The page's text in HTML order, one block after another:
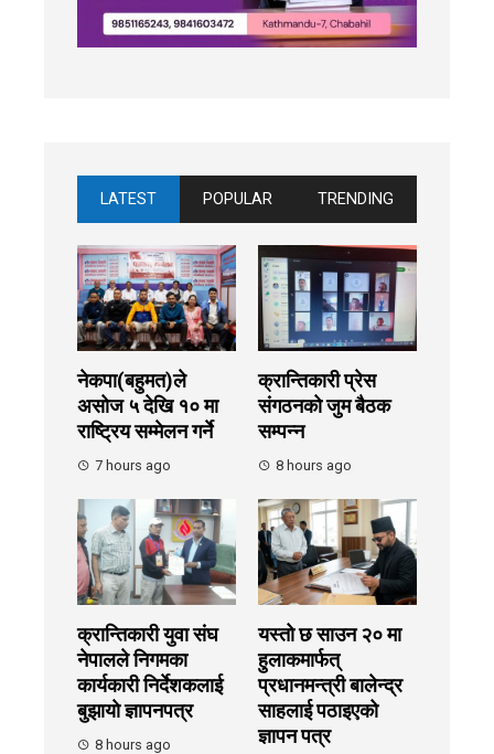
LATEST POPULAR TRENDING
नेकपा(बहुमत)ले
असोज ५ देखि १० मा
राष्ट्रिय सम्मेलन गर्ने
7 hours ago
क्रान्तिकारी प्रेस
संगठनको जुम बैठक
सम्पन्न
8 hours ago
क्रान्तिकारी युवा संघ
नेपालले निगमका
कार्यकारी निर्देशकलाई
बुझायाे ज्ञापनपत्र
8 hours ago
यस्तो छ साउन २० मा
हुलाकमार्फत्
प्रधानमन्त्री बालेन्द्र
साहलाई पठाइएको
ज्ञापन पत्र